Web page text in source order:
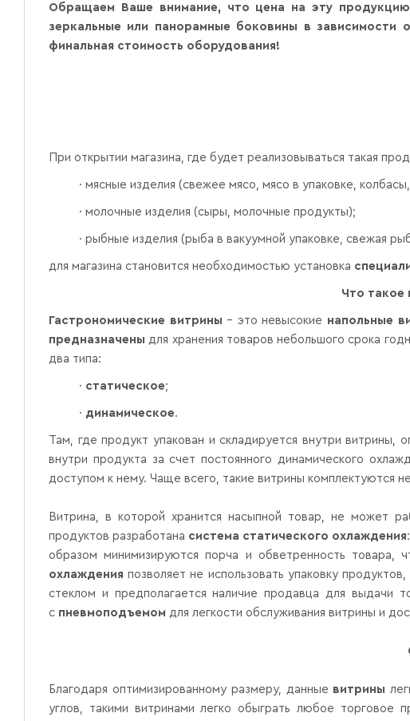
Обращаем Ваше внимание, что цена на эту
зеркальные или панорамные боковины в зависимости
финальная стоимость оборудования!
При открытии магазина, где будет реализовываться такая
· мясные изделия (свежее мясо, мясо в упаковке,
· молочные изделия (сыры, молочные продукты);
· рыбные изделия (рыба в вакуумной упаковке, свежая
для магазина становится необходимостью установка
Что такое
Гастрономические витрины – это невысокие напольные
предназначены для хранения товаров небольшого срока
два типа:
· статическое;
· динамическое.
Там, где продукт упакован и складируется внутри витрины,
внутри продукта за счет постоянного динамического
доступом к нему. Чаще всего, такие витрины комплектуются
Витрина, в которой хранится насыпной товар, не может
продуктов разработана система статического охлаждения
образом минимизируются порча и обветренность
охлаждения позволяет не использовать упаковку
стеклом и предполагается наличие продавца для выдачи
с пневмоподъемом для легкости обслуживания витрины и
Благодаря оптимизированному размеру, данные витрины
углов, такими витринами легко обыграть любое торговое